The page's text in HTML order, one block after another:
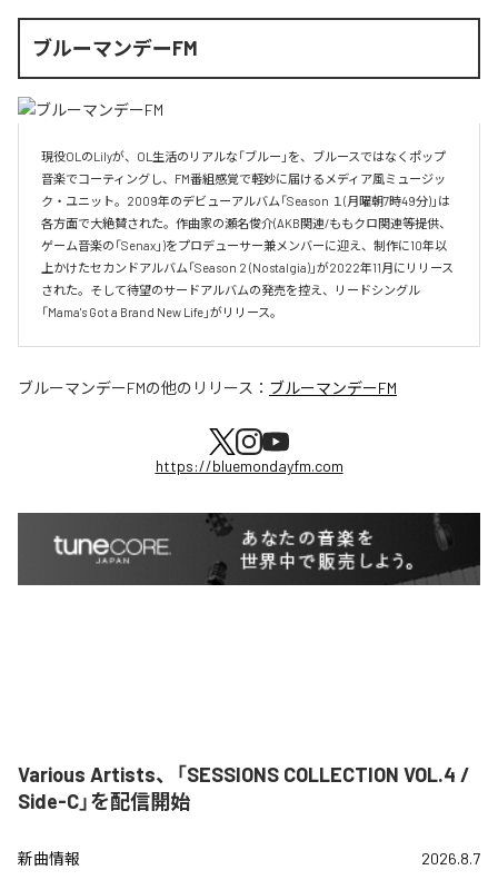
ブルーマンデーFM
現役OLのLilyが、OL生活のリアルな「ブルー」を、ブルースではなくポップ
音楽でコーティングし、FM番組感覚で軽妙に届けるメディア風ミュージッ
ク・ユニット。2009年のデビューアルバム「Season １(月曜朝7時49分)」は
各方面で大絶賛された。作曲家の瀬名俊介(AKB関連/ももクロ関連等提供、
ゲーム音楽の「Senax」)をプロデューサー兼メンバーに迎え、制作に10年以
上かけたセカンドアルバム「Season 2 (Nostalgia)」が2022年11月にリリース
された。そして待望のサードアルバムの発売を控え、リードシングル
「Mama's Got a Brand New Life」がリリース。
ブルーマンデーFMの他のリリース： ブルーマンデーFM
https://bluemondayfm.com
Various Artists、「SESSIONS COLLECTION VOL.4 /
Side-C」を配信開始
新曲情報 2026.8.7